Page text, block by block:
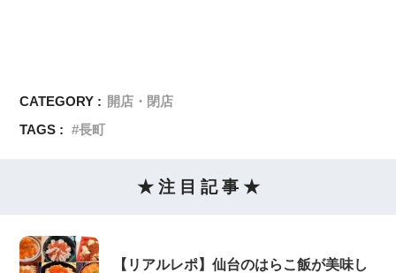
CATEGORY : 開店・閉店
TAGS :
長町
★ 注 目 記 事 ★
【リアルレポ】仙台のはらこ飯が美味し